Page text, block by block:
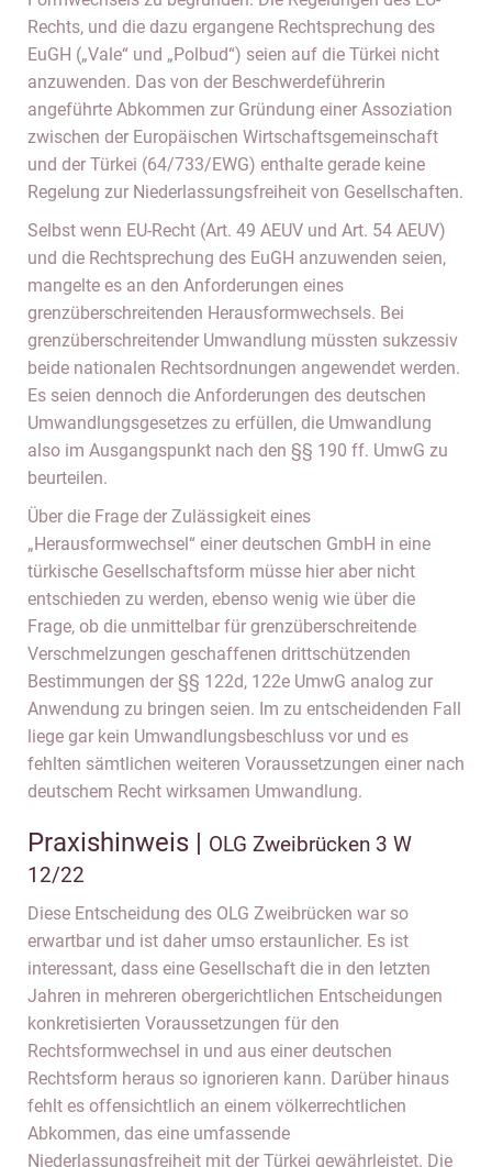
Rechts, und die dazu ergangene Rechtsprechung des
EuGH („Vale“ und „Polbud“) seien auf die Türkei nicht
anzuwenden. Das von der Beschwerdeführerin
angeführte Abkommen zur Gründung einer Assoziation
zwischen der Europäischen Wirtschaftsgemeinschaft
und der Türkei (64/733/EWG) enthalte gerade keine
Regelung zur Niederlassungsfreiheit von Gesellschaften.
Selbst wenn EU-Recht (Art. 49 AEUV und Art. 54 AEUV)
und die Rechtsprechung des EuGH anzuwenden seien,
mangelte es an den Anforderungen eines
grenzüberschreitenden Herausformwechsels. Bei
grenzüberschreitender Umwandlung müssten sukzessiv
beide nationalen Rechtsordnungen angewendet werden.
Es seien dennoch die Anforderungen des deutschen
Umwandlungsgesetzes zu erfüllen, die Umwandlung
also im Ausgangspunkt nach den §§ 190 ff. UmwG zu
beurteilen.
Über die Frage der Zulässigkeit eines
„Herausformwechsel“ einer deutschen GmbH in eine
türkische Gesellschaftsform müsse hier aber nicht
entschieden zu werden, ebenso wenig wie über die
Frage, ob die unmittelbar für grenzüberschreitende
Verschmelzungen geschaffenen drittschützenden
Bestimmungen der §§ 122d, 122e UmwG analog zur
Anwendung zu bringen seien. Im zu entscheidenden Fall
liege gar kein Umwandlungsbeschluss vor und es
fehlten sämtlichen weiteren Voraussetzungen einer nach
deutschem Recht wirksamen Umwandlung.
Praxishinweis | OLG Zweibrücken 3 W
12/22
Diese Entscheidung des OLG Zweibrücken war so
erwartbar und ist daher umso erstaunlicher. Es ist
interessant, dass eine Gesellschaft die in den letzten
Jahren in mehreren obergerichtlichen Entscheidungen
konkretisierten Voraussetzungen für den
Rechtsformwechsel in und aus einer deutschen
Rechtsform heraus so ignorieren kann. Darüber hinaus
fehlt es offensichtlich an einem völkerrechtlichen
Abkommen, das eine umfassende
Niederlassungsfreiheit mit der Türkei gewährleistet. Die